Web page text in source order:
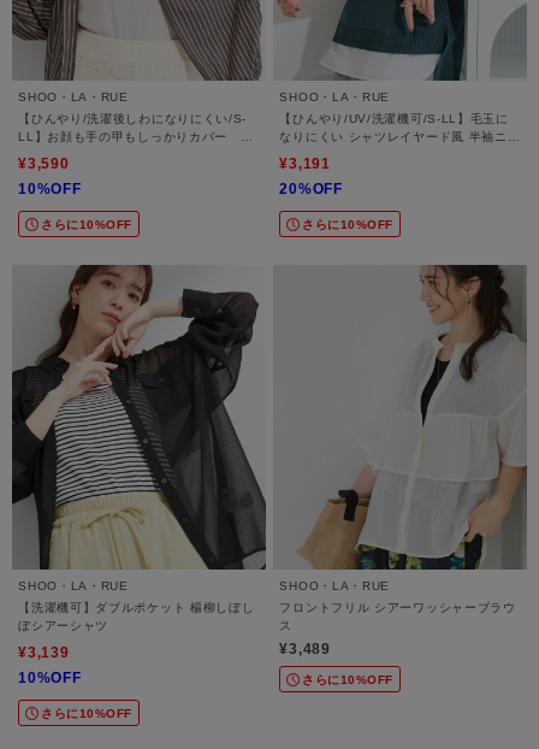
SHOO・LA・RUE
【ひんやり/洗濯後しわになりにくい/S-
LL】お顔も手の甲もしっかりカバー 日
よけ・指穴付きUVパーカ
¥3,590
10%OFF
さらに10%OFF
SHOO・LA・RUE
【ひんやり/UV/洗濯機可/S-LL】毛玉に
なりにくい シャツレイヤード風 半袖ニッ
ト
¥3,191
20%OFF
さらに10%OFF
SHOO・LA・RUE
【洗濯機可】ダブルポケット 楊柳しぼし
ぼシアーシャツ
¥3,139
10%OFF
さらに10%OFF
SHOO・LA・RUE
フロントフリル シアーワッシャーブラウ
ス
¥3,489
さらに10%OFF